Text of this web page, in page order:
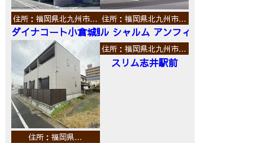
住所：福岡県北九州市…
ダイナコート小倉城野
住所：福岡県北九州市…
ル シャルム アンフィニ
住所：福岡県…
住所：福岡県北九州市…
スリム志井駅前